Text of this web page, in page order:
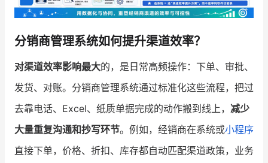
认证服务商 设计服务商
有赞云 数据通服务
分销商管理系统如何提升渠道效率？
对渠道效率影响最大的，是日常高频操作：下单、审批、
发货、对账。分销商管理系统通过标准化这些流程，把过
去靠电话、Excel、纸质单据完成的动作搬到线上， 减少
大量重复沟通和抄写环节。例如，经销商在系统或小程序
直接下单，价格、折扣、库存都自动匹配渠道政策，业务